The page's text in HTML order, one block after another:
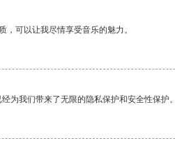
，可以让我尽情享受音乐的魅力。
为我们带来了无限的隐私保护和安全性保护